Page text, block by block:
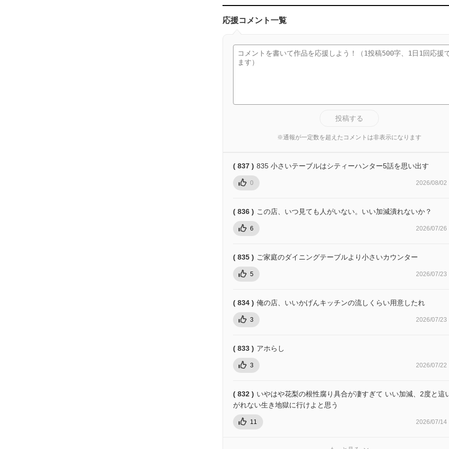
応援コメント一覧
投稿する
※通報が一定数を超えたコメントは非表示になります
( 837 ) 835 小さいテーブルはシティーハンター5話を思い出す
0 2026/08/02
( 836 ) この店、いつ見ても人がいない。いい加減潰れないか？
6 2026/07/26
( 835 ) ご家庭のダイニングテーブルより小さいカウンター
5 2026/07/23
( 834 ) 俺の店、いいかげんキッチンの流しくらい用意したれ
3 2026/07/23
( 833 ) アホらし
3 2026/07/22
( 832 ) いやはや花梨の根性腐り具合が凄すぎて いい加減、2度と這
がれない生き地獄に行けよと思う
11 2026/07/14